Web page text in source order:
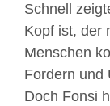
Schnell
Kopf ist, der
Menschen
Fordern und
Doch Fonsi